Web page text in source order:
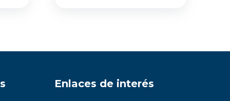
Enlaces de interés